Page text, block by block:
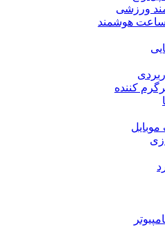
ورزشی
ساعت هوشمند
کننده
موبایل